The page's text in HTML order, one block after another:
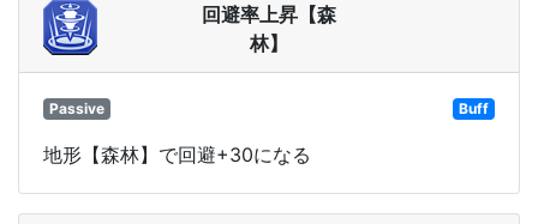
回避率上昇【森
林】
Passive Buff
地形【森林】で回避+30になる